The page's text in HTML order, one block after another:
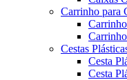
Carrinho para
Cestas
Cesta
Cesta